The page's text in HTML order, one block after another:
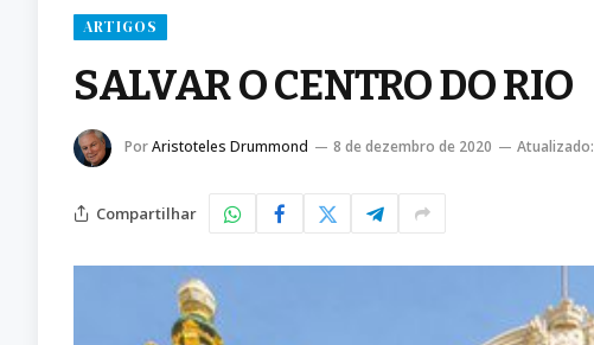
ARTIGOS
SALVAR O CENTRO DO RIO
PorAristoteles Drummond 8 de dezembro de 2020 Atualizado:
Compartilhar